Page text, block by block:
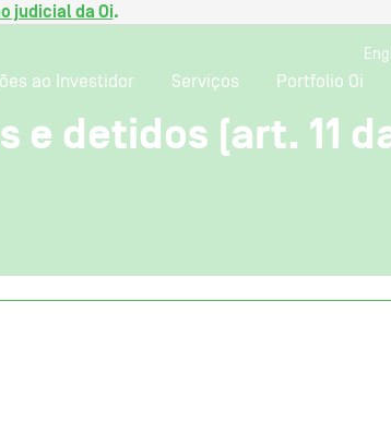
judicial da Oi.
ao Investidor Serviços Portfolio Oi
detidos (art. 11